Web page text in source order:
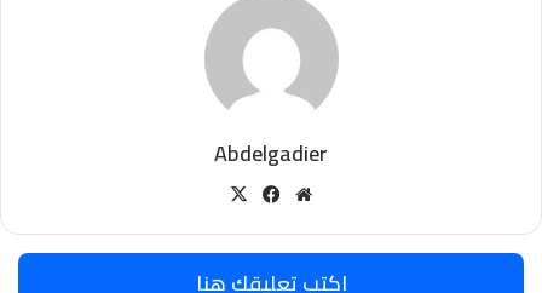
Abdelgadier
موقعفيسبوك
اكتب تعليقك هنا